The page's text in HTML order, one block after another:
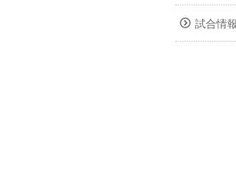
試合情報